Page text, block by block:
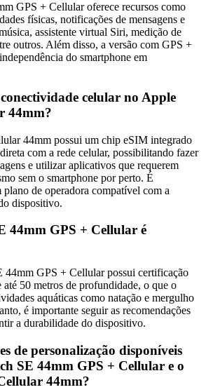
GPS + Cellular oferece recursos como
físicas, notificações de mensagens e
assistente virtual Siri, medição de
outros. Além disso, a versão com GPS +
do smartphone em
celular no Apple
44mm?
44mm possui um chip eSIM integrado
com a rede celular, possibilitando fazer
e utilizar aplicativos que requerem
sem o smartphone por perto. É
plano de operadora compatível com a
dispositivo.
44mm GPS + Cellular é
44mm GPS + Cellular possui certificação
até 50 metros de profundidade, o que o
aquáticas como natação e mergulho
é importante seguir as recomendações
a durabilidade do dispositivo.
de personalização disponíveis
SE 44mm GPS + Cellular e o
44mm?